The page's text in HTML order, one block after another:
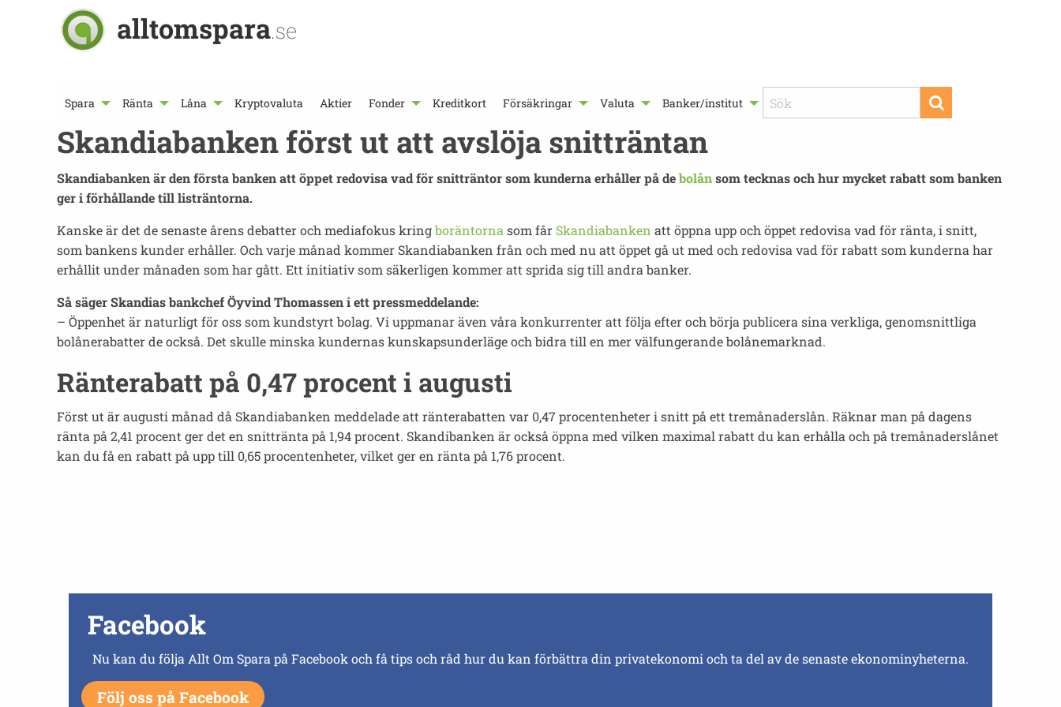
alltomspara.se
Spara Ränta Låna Kryptovaluta Aktier Fonder Kreditkort Försäkringar Valuta Banker/institut
Skandiabanken först ut att avslöja snitträntan
Skandiabanken är den första banken att öppet redovisa vad för snitträntor som kunderna erhåller på debolånsom tecknas och hur mycket rabatt som banken
ger i förhållande till listräntorna.
Kanske är det de senaste årens debatter och mediafokus kringboräntorna som får Skandiabanken att öppna upp och öppet redovisa vad för ränta, i snitt,
som bankens kunder erhåller. Och varje månad kommer Skandiabanken från och med nu att öppet gå ut med och redovisa vad för rabatt som kunderna har
erhållit under månaden som har gått. Ett initiativ som säkerligen kommer att sprida sig till andra banker.
Så säger Skandias bankchef Öyvind Thomassen i ett pressmeddelande:
– Öppenhet är naturligt för oss som kundstyrt bolag. Vi uppmanar även våra konkurrenter att följa efter och börja publicera sina verkliga, genomsnittliga
bolånerabatter de också. Det skulle minska kundernas kunskapsunderläge och bidra till en mer välfungerande bolånemarknad.
Ränterabatt på 0,47 procent i augusti
Först ut är augusti månad då Skandiabanken meddelade att ränterabatten var 0,47 procentenheter i snitt på ett tremånaderslån. Räknar man på dagens
ränta på 2,41 procent ger det en snittränta på 1,94 procent. Skandibanken är också öppna med vilken maximal rabatt du kan erhålla och på tremånaderslånet
kan du få en rabatt på upp till 0,65 procentenheter, vilket ger en ränta på 1,76 procent.
Facebook
Nu kan du följa Allt Om Spara på Facebook och få tips och råd hur du kan förbättra din privatekonomi och ta del av de senaste ekonominyheterna.
Följ oss på Facebook